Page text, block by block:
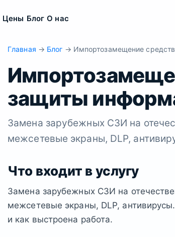
Цены Блог О нас
Главная → Блог → Импортозамещение
защиты
Замена зарубежных СЗИ на
межсетевые экраны, DLP,
Что входит в услугу
Замена зарубежных СЗИ на
межсетевые экраны, DLP,
и как выстроена работа.